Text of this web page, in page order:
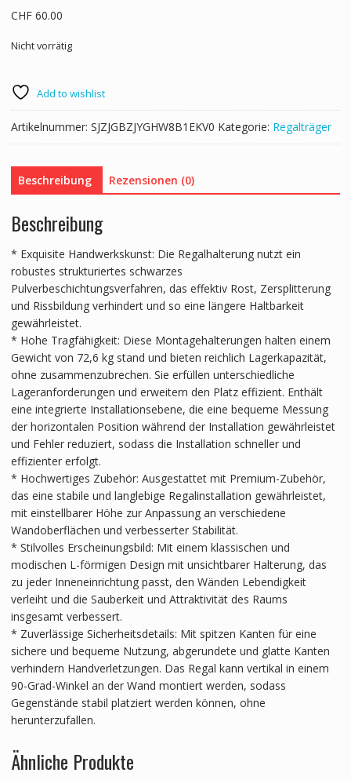
CHF60.00
Nicht vorrätig
Add to wishlist
Artikelnummer: SJZJGBZJYGHW8B1EKV0 Kategorie: Regalträger
Beschreibung Rezensionen (0)
Beschreibung
* Exquisite Handwerkskunst: Die Regalhalterung nutzt ein
robustes strukturiertes schwarzes
Pulverbeschichtungsverfahren, das effektiv Rost, Zersplitterung
und Rissbildung verhindert und so eine längere Haltbarkeit
gewährleistet.
* Hohe Tragfähigkeit: Diese Montagehalterungen halten einem
Gewicht von 72,6 kg stand und bieten reichlich Lagerkapazität,
ohne zusammenzubrechen. Sie erfüllen unterschiedliche
Lageranforderungen und erweitern den Platz effizient. Enthält
eine integrierte Installationsebene, die eine bequeme Messung
der horizontalen Position während der Installation gewährleistet
und Fehler reduziert, sodass die Installation schneller und
effizienter erfolgt.
* Hochwertiges Zubehör: Ausgestattet mit Premium-Zubehör,
das eine stabile und langlebige Regalinstallation gewährleistet,
mit einstellbarer Höhe zur Anpassung an verschiedene
Wandoberflächen und verbesserter Stabilität.
* Stilvolles Erscheinungsbild: Mit einem klassischen und
modischen L-förmigen Design mit unsichtbarer Halterung, das
zu jeder Inneneinrichtung passt, den Wänden Lebendigkeit
verleiht und die Sauberkeit und Attraktivität des Raums
insgesamt verbessert.
* Zuverlässige Sicherheitsdetails: Mit spitzen Kanten für eine
sichere und bequeme Nutzung, abgerundete und glatte Kanten
verhindern Handverletzungen. Das Regal kann vertikal in einem
90-Grad-Winkel an der Wand montiert werden, sodass
Gegenstände stabil platziert werden können, ohne
herunterzufallen.
Ähnliche Produkte